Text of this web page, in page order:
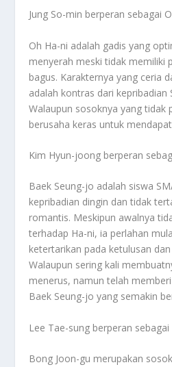
Jung So-min berperan sebagai
Oh Ha-ni adalah gadis yang
menyerah meski tidak memiliki
bagus. Karakternya yang ceria
adalah kontras dari kepribadian
Walaupun sosoknya yang tidak
berusaha keras untuk
Kim Hyun-joong berperan
Baek Seung-jo adalah siswa
kepribadian dingin dan tidak
romantis. Meskipun awalnya
terhadap Ha-ni, ia perlahan
ketertarikan pada ketulusan
Walaupun sering kali
menerus, namun telah
Baek Seung-jo yang semakin
Lee Tae-sung berperan
Bong Joon-gu merupakan